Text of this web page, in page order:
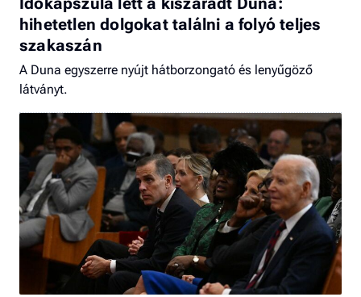
hihetetlen dolgokat találni a folyó teljes
szakaszán
A Duna egyszerre nyújt hátborzongató és lenyűgöző
látványt.